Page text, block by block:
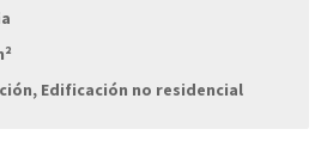
Edificación no residencial